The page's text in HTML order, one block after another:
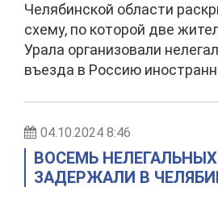
Челябинской области
схему, по которой две
Урала организовали
въезда в Россию
04.10.2024 8:46
ВОСЕМЬ
ЗАДЕРЖАЛИ В